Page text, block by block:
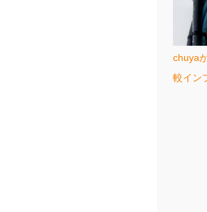
chuya
較イン